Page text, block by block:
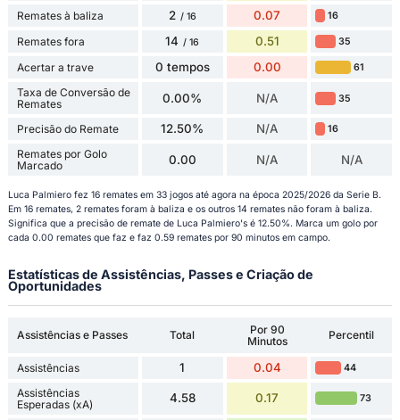
Remates à baliza 2 / 16 0.07 16
Remates fora 14 / 16 0.51 35
Acertar a trave 0 tempos 0.00 61
Taxa de Conversão de
Remates
0.00% N/A 35
Precisão do Remate 12.50% N/A 16
Remates por Golo
Marcado
0.00 N/A N/A
Luca Palmiero fez 16 remates em 33 jogos até agora na época 2025/2026 da Serie B.
Em 16 remates, 2 remates foram à baliza e os outros 14 remates não foram à baliza.
Significa que a precisão de remate de Luca Palmiero's é 12.50%. Marca um golo por
cada 0.00 remates que faz e faz 0.59 remates por 90 minutos em campo.
Estatísticas de Assistências, Passes e Criação de
Oportunidades
Assistências e Passes Total
Por 90
Minutos
Percentil
Assistências 1 0.04 44
Assistências
Esperadas (xA)
4.58 0.17 73